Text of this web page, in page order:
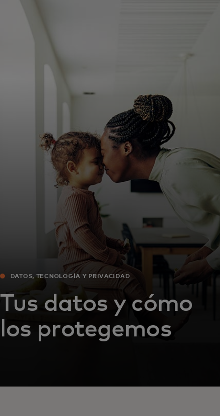
Para innovadores
Noticias y tendencias
DATOS, TECNOLOGÍA Y PRIVACIDAD
Tus datos y cómo
los protegemos